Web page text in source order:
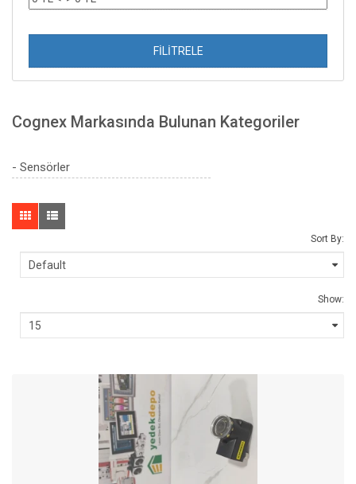
FİLİTRELE
Cognex Markasında Bulunan Kategoriler
- Sensörler
Sort By:
Show: